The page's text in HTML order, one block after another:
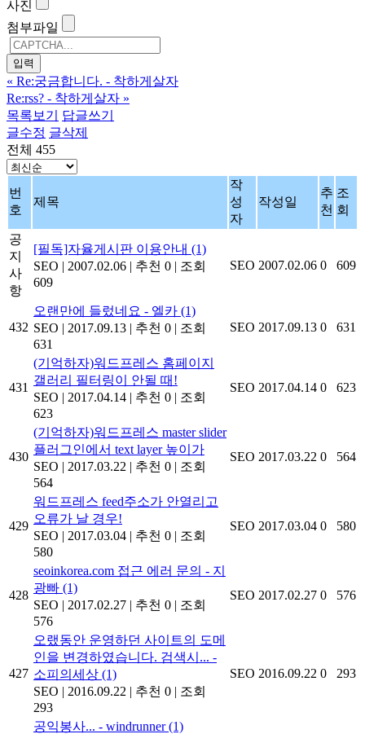
사진
첨부파일
« Re:궁금합니다. - 착하게살자
Re:rss? - 착하게살자 »
목록보기
답글쓰기
글수정 글삭제
전체 455
번
호
제목
작
성
자
작성일
추
천
조
회
공
지
사
항
[필독]자율게시판 이용안내 (1)
SEO | 2007.02.06 | 추천 0 | 조회
609
SEO 2007.02.06 0 609
432
오랜만에 들렀네요 - 엘카 (1)
SEO | 2017.09.13 | 추천 0 | 조회
631
SEO 2017.09.13 0 631
431
(기억하자)워드프레스 홈페이지
갤러리 필터링이 안될 때!
SEO | 2017.04.14 | 추천 0 | 조회
623
SEO 2017.04.14 0 623
430
(기억하자)워드프레스 master slider
플러그인에서 text layer 높이가
SEO | 2017.03.22 | 추천 0 | 조회
564
SEO 2017.03.22 0 564
429
워드프레스 feed주소가 안열리고
오류가 날 경우!
SEO | 2017.03.04 | 추천 0 | 조회
580
SEO 2017.03.04 0 580
428
seoinkorea.com 접근 에러 문의 - 지
광빠 (1)
SEO | 2017.02.27 | 추천 0 | 조회
576
SEO 2017.02.27 0 576
427
오랬동안 운영하던 사이트의 도메
인을 변경하였습니다. 검색시... -
소피의세상 (1)
SEO | 2016.09.22 | 추천 0 | 조회
293
SEO 2016.09.22 0 293
공익봉사... - windrunner(1)